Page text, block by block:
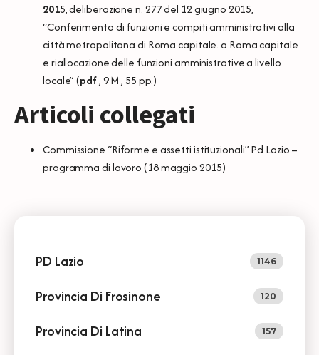
2015, deliberazione n. 277 del 12 giugno 2015,
“Conferimento di funzioni e compiti amministrativi alla
città metropolitana di Roma capitale. a Roma capitale
e riallocazione delle funzioni amministrative a livello
locale” (pdf, 9 M , 55 pp.)
Articoli collegati
Commissione “Riforme e assetti istituzionali” Pd Lazio –
programma di lavoro(18 maggio 2015)
PD Lazio 1146
Provincia Di Frosinone 120
Provincia Di Latina 157